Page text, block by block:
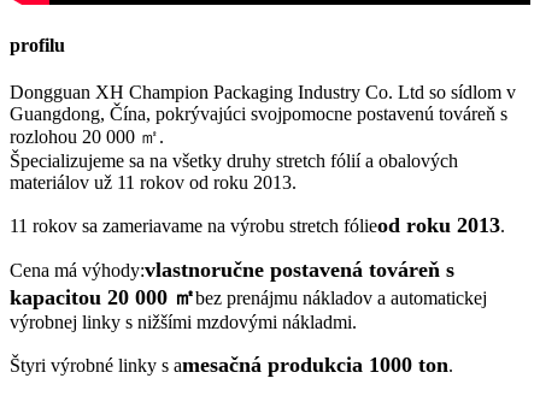
profilu
Dongguan XH Champion Packaging Industry Co. Ltd so sídlom v
Guangdong, Čína, pokrývajúci svojpomocne postavenú továreň s
rozlohou 20 000 ㎡.
Špecializujeme sa na všetky druhy stretch fólií a obalových
materiálov už 11 rokov od roku 2013.
11 rokov sa zameriavame na výrobu stretch fólieod roku 2013.
Cena má výhody:vlastnoručne postavená továreň s
kapacitou 20 000 ㎡bez prenájmu nákladov a automatickej
výrobnej linky s nižšími mzdovými nákladmi.
Štyri výrobné linky s amesačná produkcia 1000 ton.